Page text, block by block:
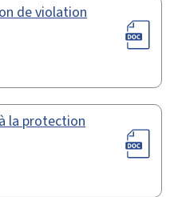
de violation
la protection